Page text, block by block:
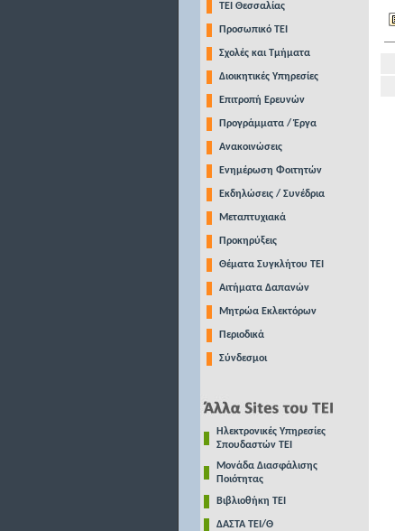
TEI Θεσσαλίας
Προσωπικό ΤΕΙ
Σχολές και Τμήματα
Διοικητικές Υπηρεσίες
Επιτροπή Ερευνών
Προγράμματα / Έργα
Ανακοινώσεις
Ενημέρωση Φοιτητών
Εκδηλώσεις / Συνέδρια
Μεταπτυχιακά
Προκηρύξεις
Θέματα Συγκλήτου ΤΕΙ
Αιτήματα Δαπανών
Μητρώα Εκλεκτόρων
Περιοδικά
Σύνδεσμοι
Ηλεκτρονικές Υπηρεσίες
Σπουδαστών ΤΕΙ
Μονάδα Διασφάλισης
Ποιότητας
Βιβλιοθήκη ΤΕΙ
ΔΑΣΤΑ ΤΕΙ/Θ